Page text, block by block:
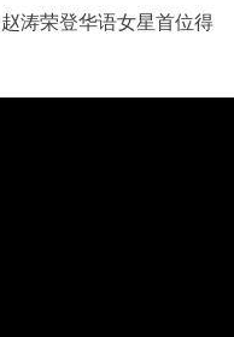
涛荣登华语女星首位得